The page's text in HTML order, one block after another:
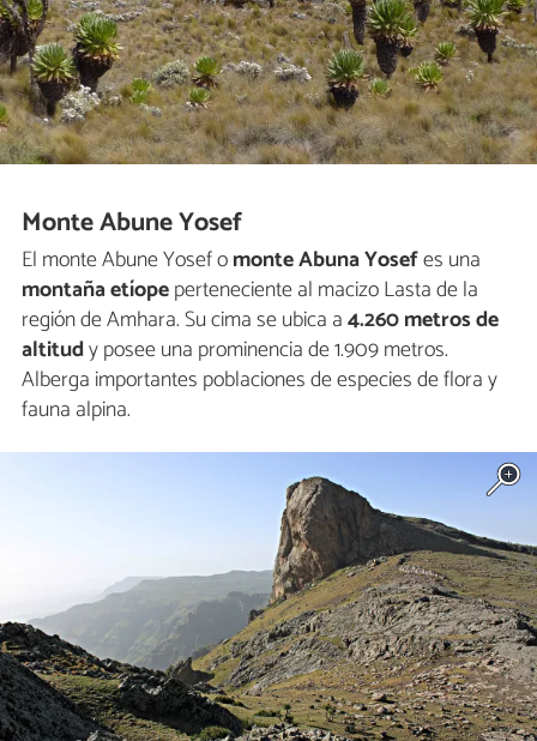
Monte Abune Yosef
El monte Abune Yosef omonte Abuna Yosefes una
montaña etíopeperteneciente al macizo Lasta de la
región de Amhara. Su cima se ubica a4.260 metros de
altitudy posee una prominencia de 1.909 metros.
Alberga importantes poblaciones de especies de flora y
fauna alpina.